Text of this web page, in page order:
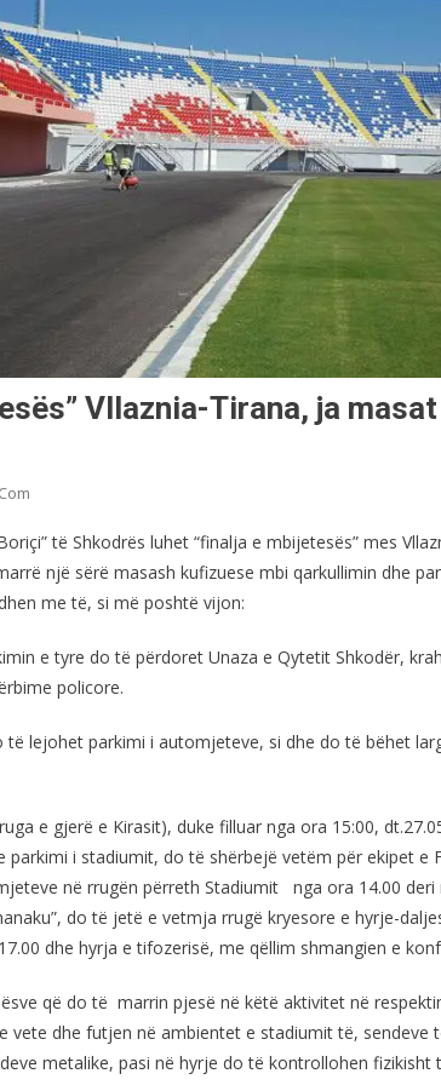
Vllaznia-Tirana, ja masat
të Shkodrës luhet “finalja e mbijetesës” mes
një sërë masash kufizuese mbi qarkullimin dhe
me të, si më poshtë vijon:
e tyre do të përdoret Unaza e Qytetit Shkodër,
policore.
të lejohet parkimi i automjeteve, si dhe do të bëhet
e gjerë e Kirasit), duke filluar nga ora 15:00,
parkimi i stadiumit, do të shërbejë vetëm për ekipet e
në rrugën përreth Stadiumit nga ora 14.00 deri
do të jetë e vetmja rrugë kryesore e hyrje-
dhe hyrja e tifozerisë, me qëllim shmangien e
që do të marrin pjesë në këtë aktivitet në
vete dhe futjen në ambientet e stadiumit të, sendeve
metalike, pasi në hyrje do të kontrollohen